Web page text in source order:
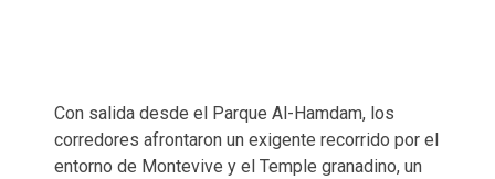
Con salida desde el Parque Al-Hamdam, los
corredores afrontaron un exigente recorrido por el
entorno de Montevive y el Temple granadino, un